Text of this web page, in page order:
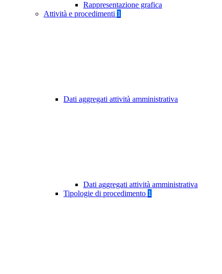
Rappresentazione grafica
Attività e procedimenti 1
Dati aggregati attività amministrativa
Dati aggregati attività amministrativa
Tipologie di procedimento 1